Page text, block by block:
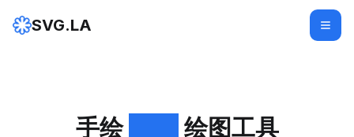
SVG.LA
手绘 绘图工具